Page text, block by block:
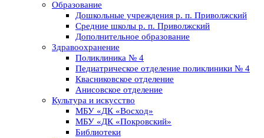
Образование
Дошкольные учреждения р. п. Приволжский
Средние школы р. п. Приволжский
Дополнительное образование
Здравоохранение
Поликлиника № 4
Педиатрическое отделение поликлиники № 4
Квасниковское отделение
Анисовское отделение
Культура и искусство
МБУ «ДК «Восход»
МБУ «ДК «Покровский»
Библиотеки